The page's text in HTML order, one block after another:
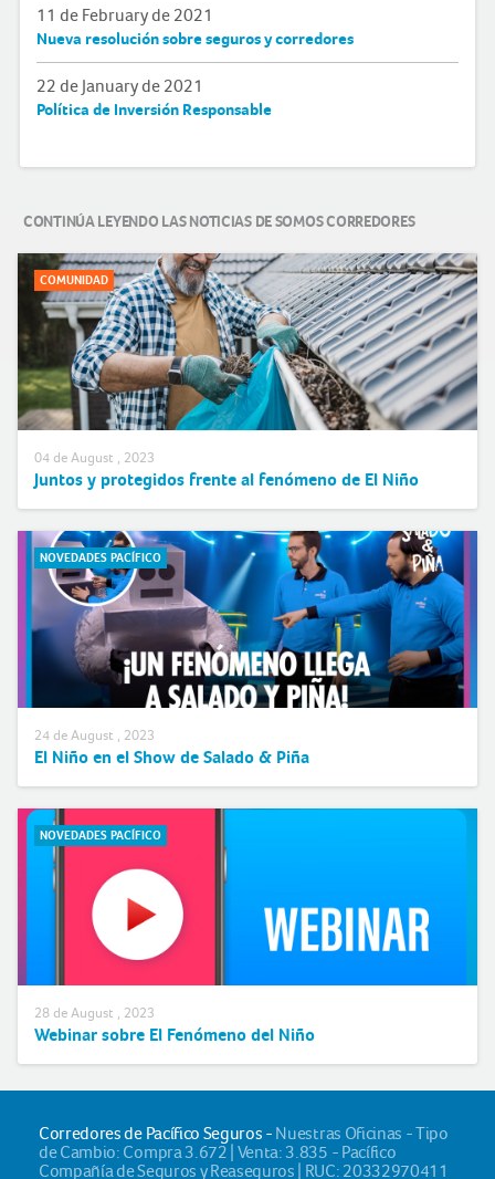
11 de February de 2021
Nueva resolución sobre seguros y corredores
22 de January de 2021
Política de Inversión Responsable
CONTINÚA LEYENDO LAS NOTICIAS DE SOMOS CORREDORES
COMUNIDAD
04 de August , 2023
Juntos y protegidos frente al fenómeno de El Niño
NOVEDADES PACÍFICO
24 de August , 2023
El Niño en el Show de Salado & Piña
NOVEDADES PACÍFICO
28 de August , 2023
Webinar sobre El Fenómeno del Niño
Corredores de Pacífico Seguros - Nuestras Oficinas - Tipo
de Cambio: Compra 3.672 | Venta: 3.835 - Pacífico
Compañía de Seguros y Reaseguros | RUC: 20332970411